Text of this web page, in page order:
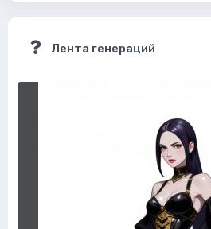
Лента генераций